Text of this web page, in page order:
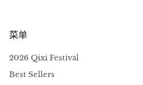
菜单
2026 Qixi Festival
Best Sellers